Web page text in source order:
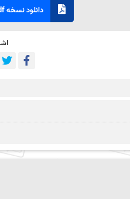
دانلود نسخه pdf